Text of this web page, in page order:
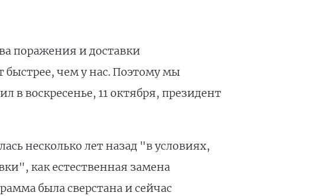
поражения и доставки
быстрее, чем у нас. Поэтому мы
воскресенье, 11 октября, президент
несколько лет назад "в условиях,
как естественная замена
была сверстана и сейчас